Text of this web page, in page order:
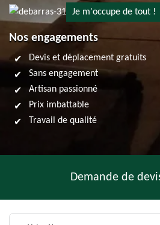
Je m'occupe de tout !
Nos engagements
Devis et déplacement gratuits
Sans engagement
Artisan passionné
Prix imbattable
Travail de qualité
Demande de